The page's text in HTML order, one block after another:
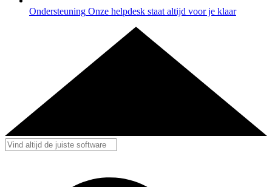
Ondersteuning Onze helpdesk staat altijd voor je klaar